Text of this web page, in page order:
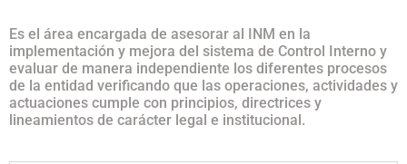
Es el área encargada de asesorar al INM en la
implementación y mejora del sistema de Control Interno y
evaluar de manera independiente los diferentes procesos
de la entidad verificando que las operaciones, actividades y
actuaciones cumple con principios, directrices y
lineamientos de carácter legal e institucional.